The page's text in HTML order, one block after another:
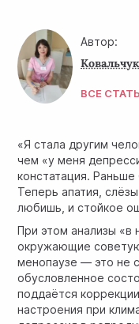
Автор:
ВСЕ
«Я стала другим
чем «у меня
констатация.
Теперь апатия,
любишь, и стойкое
При этом анализы «в
окружающие
менопаузе — это не
обусловленное
поддаётся
настроения при